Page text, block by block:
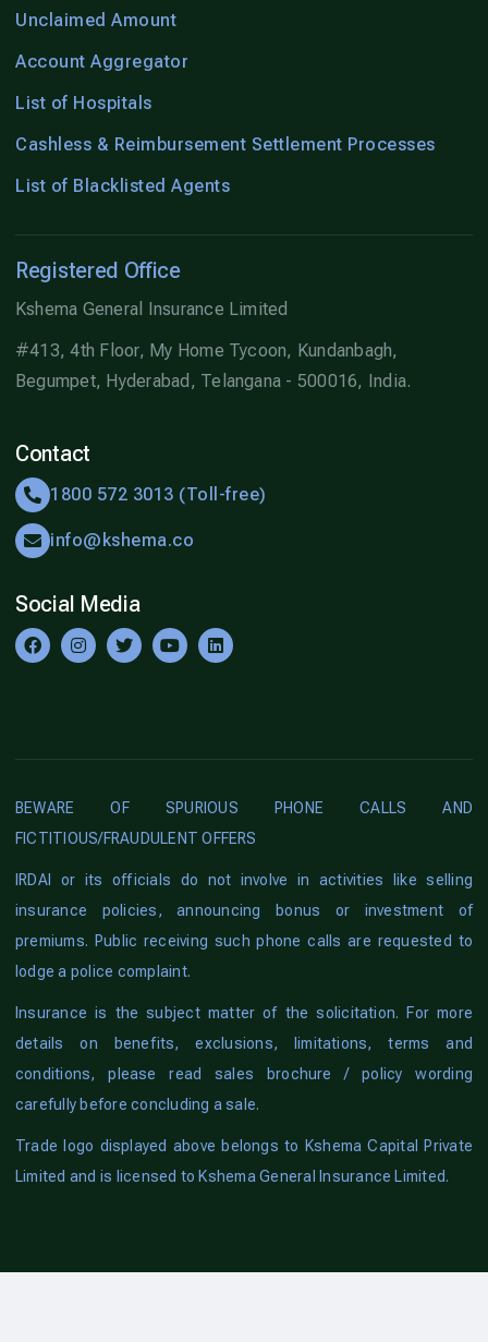
Unclaimed Amount
Account Aggregator
List of Hospitals
Cashless & Reimbursement Settlement Processes
List of Blacklisted Agents
Registered Office
Kshema General Insurance Limited
#413, 4th Floor, My Home Tycoon, Kundanbagh,
Begumpet, Hyderabad, Telangana - 500016, India.
Contact
1800 572 3013 (Toll-free)
info@kshema.co
Social Media
BEWARE OF SPURIOUS PHONE CALLS AND
FICTITIOUS/FRAUDULENT OFFERS
IRDAI or its officials do not involve in activities like selling
insurance policies, announcing bonus or investment of
premiums. Public receiving such phone calls are requested to
lodge a police complaint.
Insurance is the subject matter of the solicitation. For more
details on benefits, exclusions, limitations, terms and
conditions, please read sales brochure / policy wording
carefully before concluding a sale.
Trade logo displayed above belongs to Kshema Capital Private
Limited and is licensed to Kshema General Insurance Limited.